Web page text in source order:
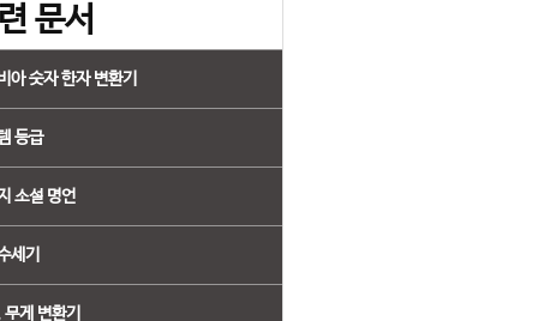
문서
아 숫자 한자 변환기
등급
소설 명언
세기
게 변환기